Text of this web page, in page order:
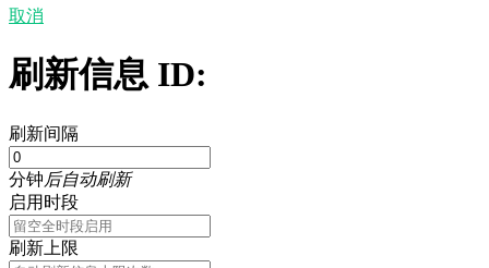
取消
刷新信息 ID:
刷新间隔
分钟后自动刷新
启用时段
刷新上限